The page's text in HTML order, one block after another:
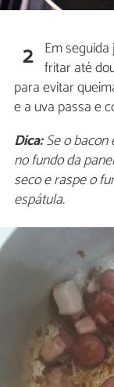
2 Em
fritar até
para evitar
e a uva passa e
Dica:Se o bacon
no fundo da
seco e raspe o
espátula.